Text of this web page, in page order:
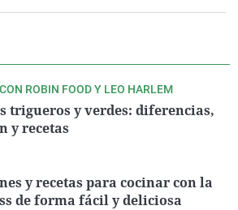
ROBIN FOOD Y LEO HARLEM
trigueros y verdes: diferencias,
y recetas
y recetas para cocinar con la
de forma fácil y deliciosa